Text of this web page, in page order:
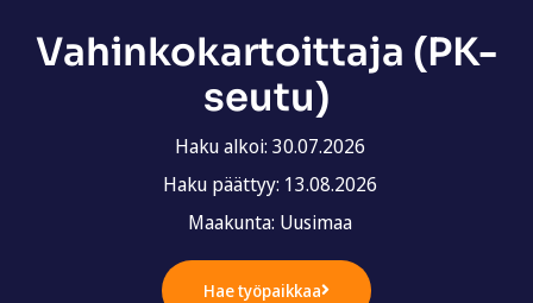
Vahinkokartoittaja (PK-
seutu)
Haku alkoi: 30.07.2026
Haku päättyy: 13.08.2026
Maakunta: Uusimaa
Hae työpaikkaa